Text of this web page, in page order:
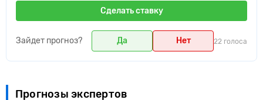
Сделать ставку
Зайдет прогноз? Да Нет 22 голоса
Прогнозы экспертов